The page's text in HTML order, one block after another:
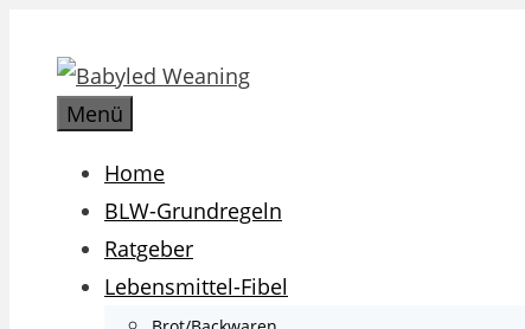
Inhalt
springenMenü
Home
BLW-Grundregeln
Ratgeber
Lebensmittel-Fibel